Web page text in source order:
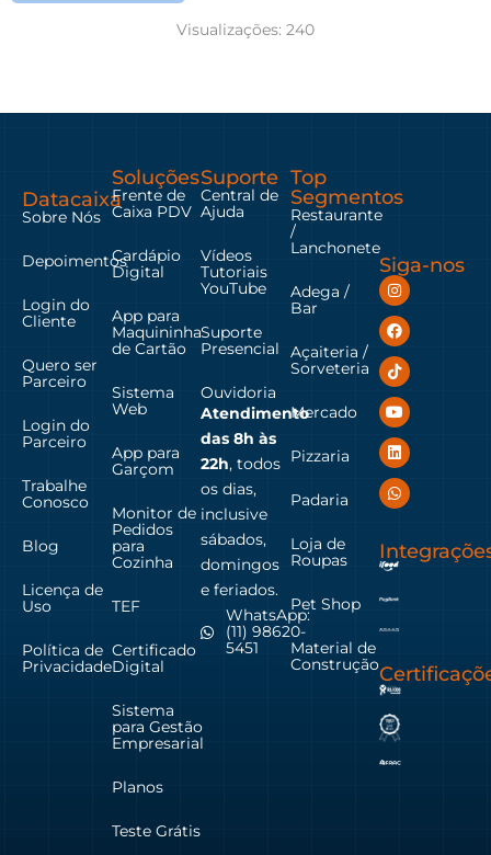
Visualizações: 240
Datacaixa
Sobre Nós
Depoimentos
Login do
Cliente
Quero ser
Parceiro
Login do
Parceiro
Trabalhe
Conosco
Blog
Licença de
Uso
Política de
Privacidade
Soluções
Frente de
Caixa PDV
Cardápio
Digital
App para
Maquininha
de Cartão
Sistema
Web
App para
Garçom
Monitor de
Pedidos
para
Cozinha
TEF
Certificado
Digital
Sistema
para Gestão
Empresarial
Planos
Teste Grátis
Suporte
Central de
Ajuda
Vídeos
Tutoriais
YouTube
Suporte
Presencial
Ouvidoria
Atendimento
das 8h às
22h, todos
os dias,
inclusive
sábados,
domingos
e feriados.
WhatsApp:
(11) 98620-
5451
Top
Segmentos
Restaurante
/
Lanchonete
Adega /
Bar
Açaiteria /
Sorveteria
Mercado
Pizzaria
Padaria
Loja de
Roupas
Pet Shop
Material de
Construção
Siga-nos